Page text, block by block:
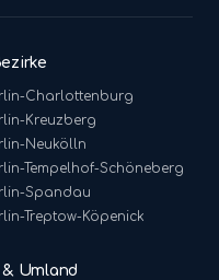
Charlottenburg
Kreuzberg
Neukölln
Tempelhof-Schöneberg
Spandau
Treptow-Köpenick
Umland